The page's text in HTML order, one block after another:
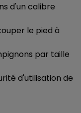
d'un calibre
le pied à
par taille
d'utilisation de